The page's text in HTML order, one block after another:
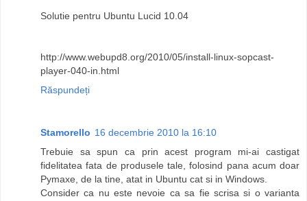
Solutie pentru Ubuntu Lucid 10.04
http://www.webupd8.org/2010/05/install-linux-sopcast-
player-040-in.html
Răspundeți
Stamorello 16 decembrie 2010 la 16:10
Trebuie sa spun ca prin acest program mi-ai castigat
fidelitatea fata de produsele tale, folosind pana acum doar
Pymaxe, de la tine, atat in Ubuntu cat si in Windows.
Consider ca nu este nevoie ca sa fie scrisa si o varianta